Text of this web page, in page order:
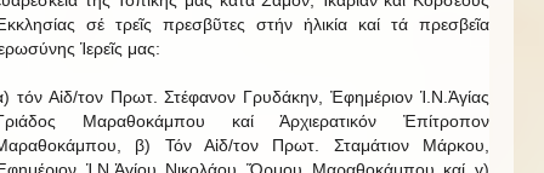
σέ τρεῖς πρεσβῦτες στήν ἡλικία καί τά πρεσβεῖα
Ἱερεῖς μας:
τόν Αἰδ/τον Πρωτ. Στέφανον Γρυδάκην, Ἐφημέριον Ἱ.Ν.Ἁγίας
Μαραθοκάμπου καί Ἀρχιερατικόν Ἐπίτροπον
β) Τόν Αἰδ/τον Πρωτ. Σταμάτιον Μάρκου,